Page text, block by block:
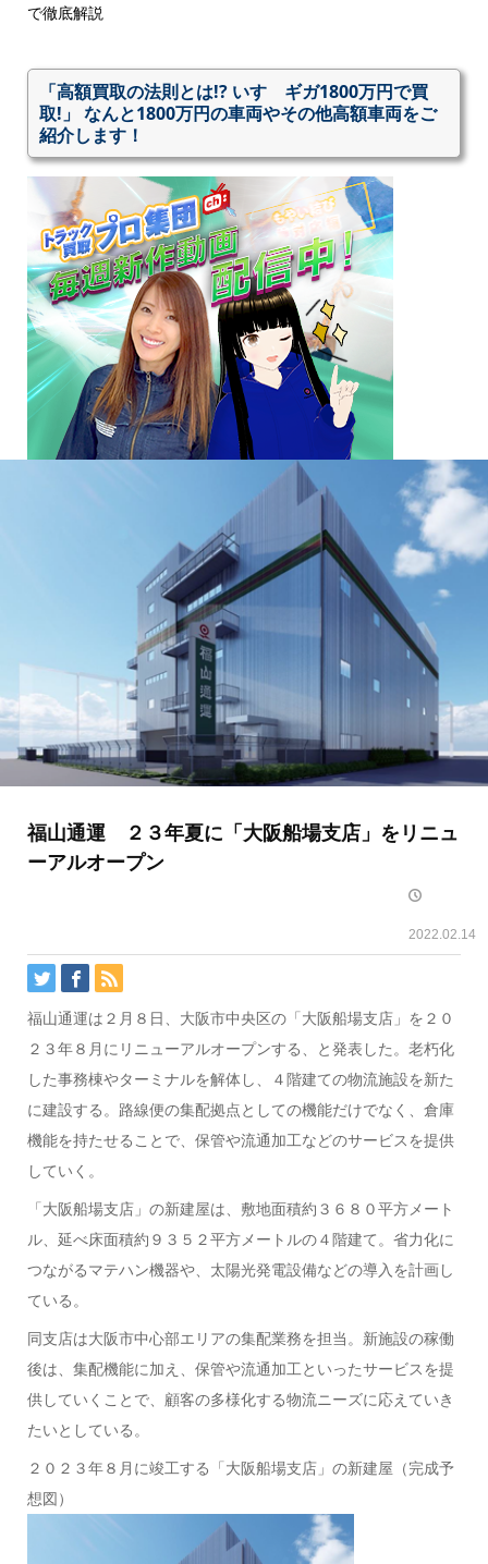
福山通運 ２３年夏に「大阪船場支店」をリニュ
ーアルオープン
2022.02.14
福山通運は２月８日、大阪市中央区の「大阪船場支店」を２０
２３年８月にリニューアルオープンする、と発表した。老朽化
した事務棟やターミナルを解体し、４階建ての物流施設を新た
に建設する。路線便の集配拠点としての機能だけでなく、倉庫
機能を持たせることで、保管や流通加工などのサービスを提供
していく。
「大阪船場支店」の新建屋は、敷地面積約３６８０平方メート
ル、延べ床面積約９３５２平方メートルの４階建て。省力化に
つながるマテハン機器や、太陽光発電設備などの導入を計画し
ている。
同支店は大阪市中心部エリアの集配業務を担当。新施設の稼働
後は、集配機能に加え、保管や流通加工といったサービスを提
供していくことで、顧客の多様化する物流ニーズに応えていき
たいとしている。
２０２３年８月に竣工する「大阪船場支店」の新建屋（完成予
想図）
で徹底解説
「高額買取の法則とは!? いすゞギガ1800万円で買
取!」 なんと1800万円の車両やその他高額車両をご
紹介します！